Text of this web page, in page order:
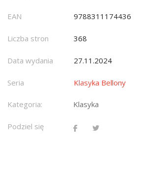
EAN 9788311174436
Liczba stron 368
Data wydania 27.11.2024
Seria Klasyka Bellony
Kategoria: Klasyka
Podziel się